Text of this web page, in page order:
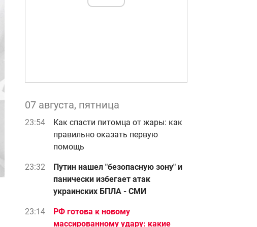
07 августа, пятница
23:54
Как спасти питомца от жары: как
правильно оказать первую
помощь
23:32
Путин нашел "безопасную зону" и
панически избегает атак
украинских БПЛА - СМИ
23:14
РФ готова к новому
массированному удару: какие